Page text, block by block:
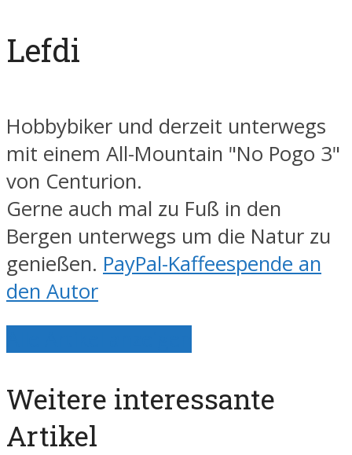
Lefdi
Hobbybiker und derzeit unterwegs
mit einem All-Mountain "No Pogo 3"
von Centurion.
Gerne auch mal zu Fuß in den
Bergen unterwegs um die Natur zu
genießen. PayPal-Kaffeespende an
den Autor
Weitere interessante
Artikel